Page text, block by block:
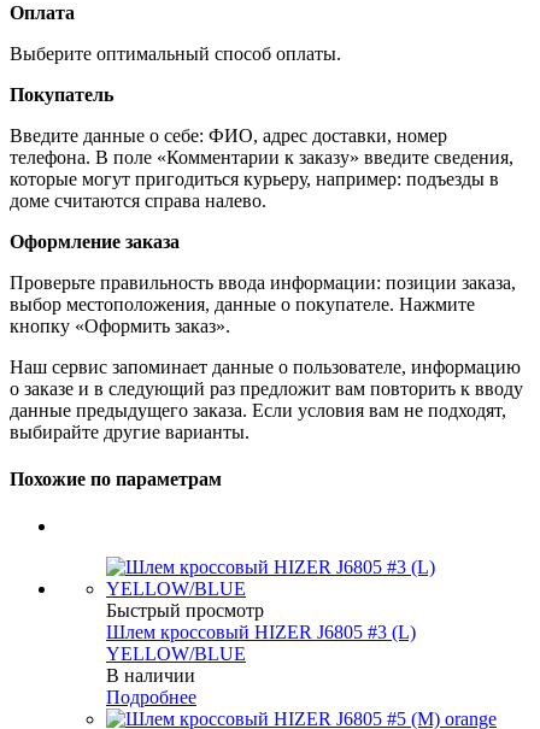
Оплата
Выберите оптимальный способ оплаты.
Покупатель
Введите данные о себе: ФИО, адрес доставки, номер
телефона. В поле «Комментарии к заказу» введите сведения,
которые могут пригодиться курьеру, например: подъезды в
доме считаются справа налево.
Оформление заказа
Проверьте правильность ввода информации: позиции заказа,
выбор местоположения, данные о покупателе. Нажмите
кнопку «Оформить заказ».
Наш сервис запоминает данные о пользователе, информацию
о заказе и в следующий раз предложит вам повторить к вводу
данные предыдущего заказа. Если условия вам не подходят,
выбирайте другие варианты.
Похожие по параметрам
Быстрый просмотр
Шлем кроссовый HIZER J6805 #3 (L)
YELLOW/BLUE
В наличии
Подробнее